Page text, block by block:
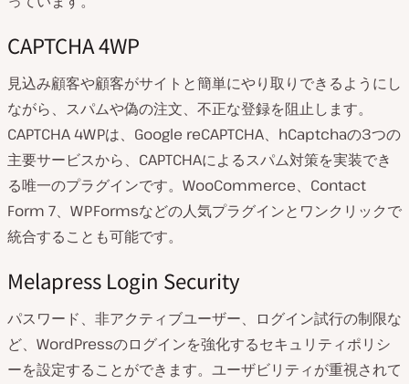
CAPTCHA 4WP
見込み顧客や顧客がサイトと簡単にやり取りできるようにし
ながら、スパムや偽の注文、不正な登録を阻止します。
CAPTCHA 4WPは、Google reCAPTCHA、hCaptchaの3つの
主要サービスから、CAPTCHAによるスパム対策を実装でき
る唯一のプラグインです。WooCommerce、Contact
Form 7、WPFormsなどの人気プラグインとワンクリックで
統合することも可能です。
Melapress Login Security
パスワード、非アクティブユーザー、ログイン試行の制限な
ど、WordPressのログインを強化するセキュリティポリシ
ーを設定することができます。ユーザビリティが重視されて